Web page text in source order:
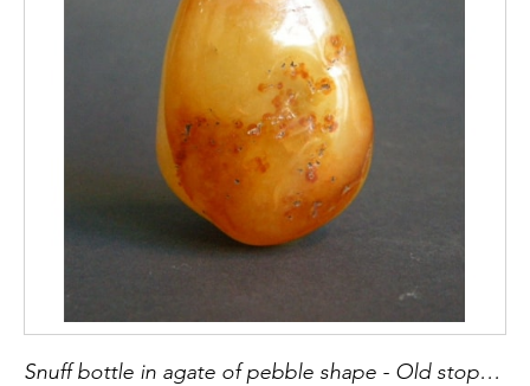
Snuff bottle in agate of pebble shape - Old stopper coral